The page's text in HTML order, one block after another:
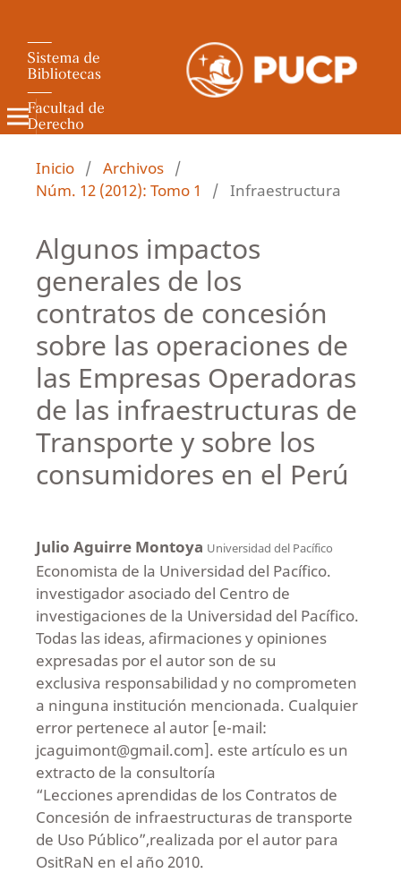
Revista de Derecho Administrativo
Inicio / Archivos /
Núm. 12 (2012): Tomo 1
/ Infraestructura
Algunos impactos
generales de los
contratos de concesión
sobre las operaciones de
las Empresas Operadoras
de las infraestructuras de
Transporte y sobre los
consumidores en el Perú
Julio Aguirre Montoya Universidad del Pacífico
Economista de la Universidad del Pacífico.
investigador asociado del Centro de
investigaciones de la Universidad del Pacífico.
Todas las ideas, afirmaciones y opiniones
expresadas por el autor son de su
exclusiva responsabilidad y no comprometen
a ninguna institución mencionada. Cualquier
error pertenece al autor [e-mail:
jcaguimont@gmail.com]. este artículo es un
extracto de la consultoría
“Lecciones aprendidas de los Contratos de
Concesión de infraestructuras de transporte
de Uso Público”,realizada por el autor para
OsitRaN en el año 2010.